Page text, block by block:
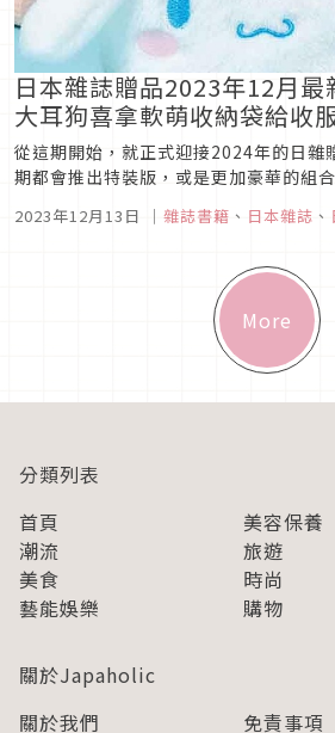
日本雜誌贈品2023年12月最
大耳狗喜拿軟萌收納袋給收
從這期開始，就正式迎接2024年的日雜
期都會推出特裝版，或是更加豪華的組
包款，小巧實用的文具外加超大方的美
2023年12月13日 ｜ 雜誌書籍 、 日本雜誌 、
More
分類列表
首頁
美容保養
潮流
旅遊
美食
時尚
藝能娛樂
購物
關於Japaholic
關於我們
免責事項